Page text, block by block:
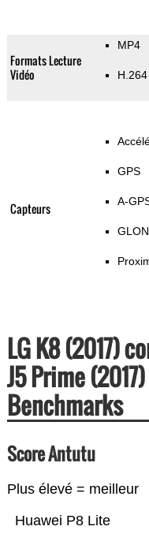
Formats Lecture
Vidéo
MP4
H.264
Capteurs
GPS
A-
LG K8 (2017)
J5 Prime
Benchmarks
Score Antutu
Plus élevé = meilleur
Huawei P8 Lite